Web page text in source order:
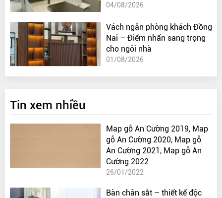
04/08/2026
Vách ngăn phòng khách Đồng
Nai – Điểm nhấn sang trọng
cho ngôi nhà
01/08/2026
Tin xem nhiều
Map gỗ An Cường 2019, Map
gỗ An Cường 2020, Map gỗ
An Cường 2021, Map gỗ An
Cường 2022
26/01/2022
Bàn chân sắt – thiết kế độc